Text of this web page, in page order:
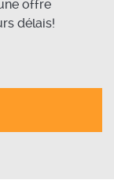
offre
délais!